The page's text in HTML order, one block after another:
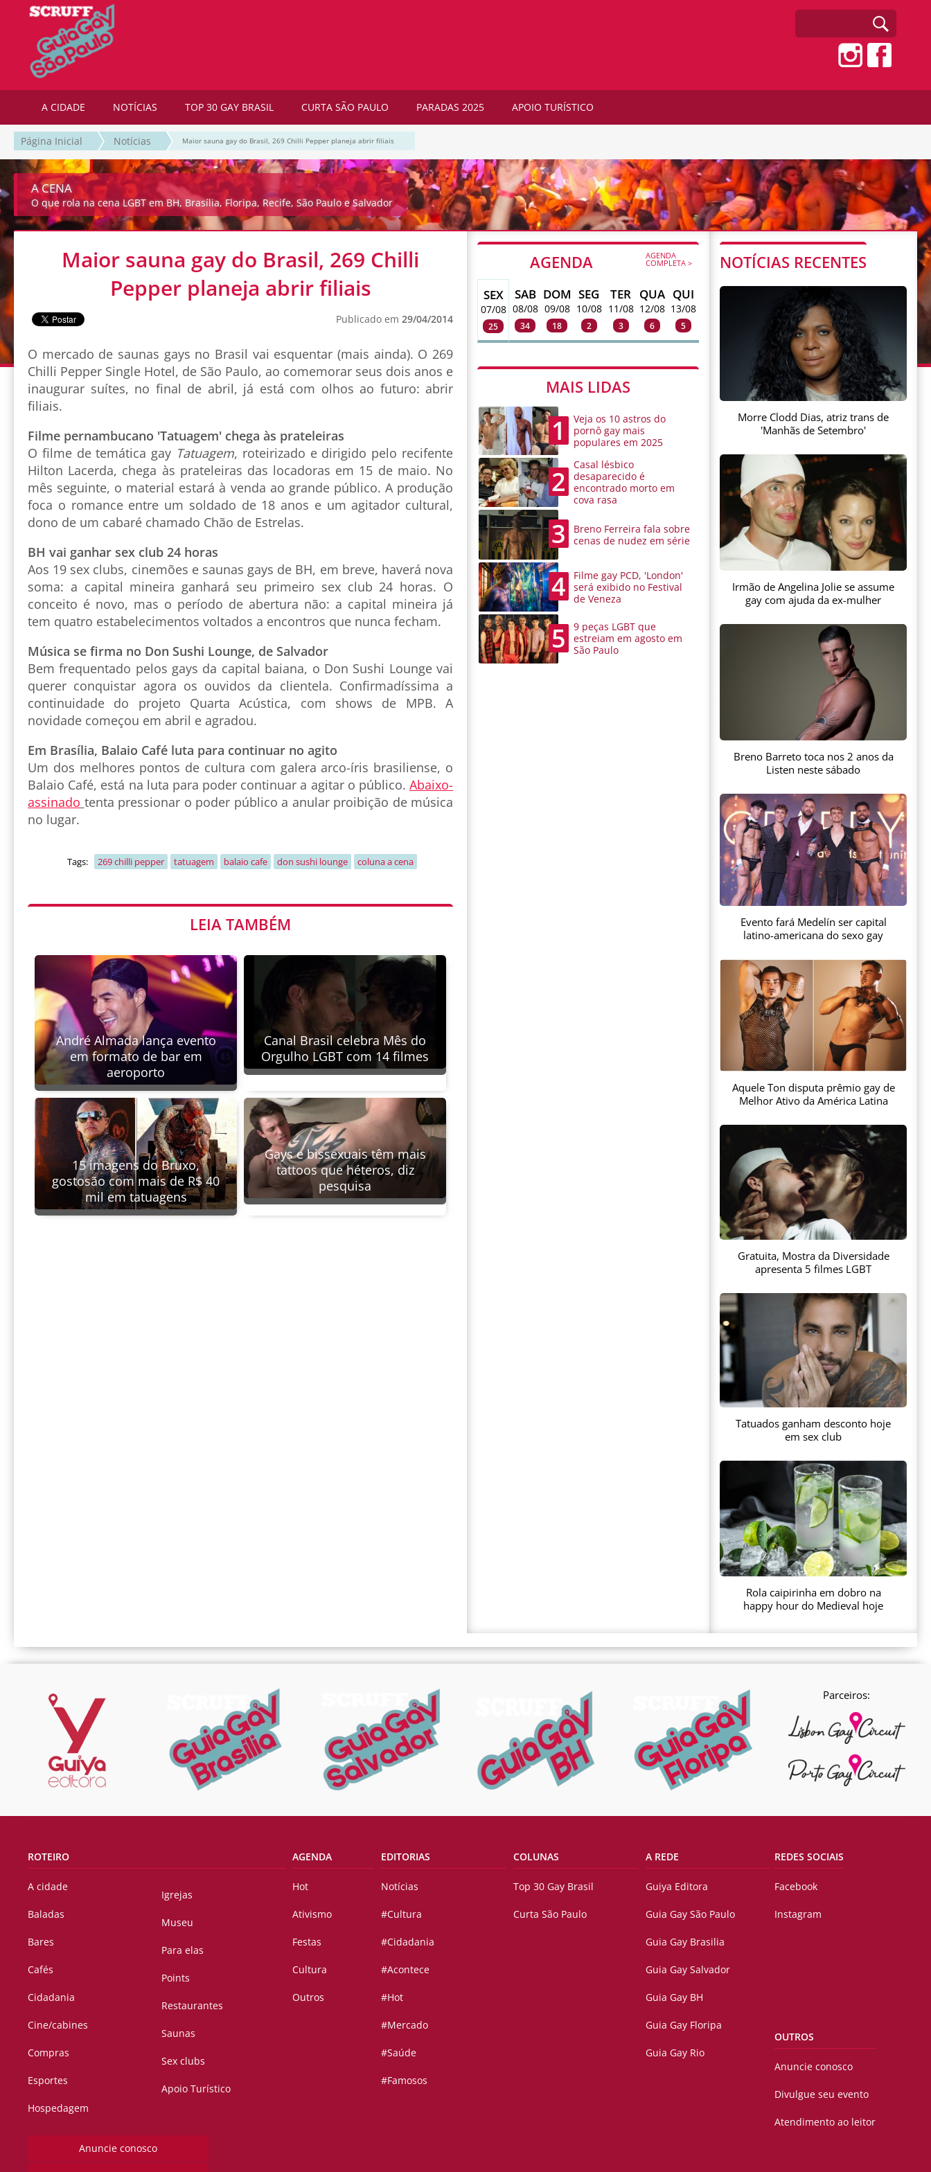
A CIDADE NOTÍCIAS TOP 30 GAY BRASIL CURTA SÃO PAULO PARADAS 2025 APOIO TURÍSTICO
Página Inicial Notícias Maior sauna gay do Brasil, 269 Chilli Pepper planeja abrir filiais
A CENA
O que rola na cena LGBT em BH, Brasília, Floripa, Recife, São Paulo e Salvador
Maior sauna gay do Brasil, 269 Chilli
Pepper planeja abrir filiais
Publicado em 29/04/2014
O mercado de saunas gays no Brasil vai esquentar (mais ainda). O 269
Chilli Pepper Single Hotel, de São Paulo, ao comemorar seus dois anos e
inaugurar suítes, no final de abril, já está com olhos ao futuro: abrir
filiais.
Filme pernambucano 'Tatuagem' chega às prateleiras
O filme de temática gay Tatuagem, roteirizado e dirigido pelo recifente
Hilton Lacerda, chega às prateleiras das locadoras em 15 de maio. No
mês seguinte, o material estará à venda ao grande público. A produção
foca o romance entre um soldado de 18 anos e um agitador cultural,
dono de um cabaré chamado Chão de Estrelas.
BH vai ganhar sex club 24 horas
Aos 19 sex clubs, cinemões e saunas gays de BH, em breve, haverá nova
soma: a capital mineira ganhará seu primeiro sex club 24 horas. O
conceito é novo, mas o período de abertura não: a capital mineira já
tem quatro estabelecimentos voltados a encontros que nunca fecham.
Música se firma no Don Sushi Lounge, de Salvador
Bem frequentado pelos gays da capital baiana, o Don Sushi Lounge vai
querer conquistar agora os ouvidos da clientela. Confirmadíssima a
continuidade do projeto Quarta Acústica, com shows de MPB. A
novidade começou em abril e agradou.
Em Brasília, Balaio Café luta para continuar no agito
Um dos melhores pontos de cultura com galera arco-íris brasiliense, o
Balaio Café, está na luta para poder continuar a agitar o público. Abaixo-
assinado tenta pressionar o poder público a anular proibição de música
no lugar.
Tags: 269 chilli pepper tatuagem balaio cafe don sushi lounge coluna a cena
LEIA TAMBÉM
André Almada lança evento
em formato de bar em
aeroporto
Canal Brasil celebra Mês do
Orgulho LGBT com 14 filmes
15 imagens do Bruxo,
gostosão com mais de R$ 40
mil em tatuagens
Gays e bissexuais têm mais
tattoos que héteros, diz
pesquisa
AGENDA AGENDA
COMPLETA >
SEX
07/08
25
SAB
08/08
34
DOM
09/08
18
SEG
10/08
2
TER
11/08
3
QUA
12/08
6
QUI
13/08
5
MAIS LIDAS
1
Veja os 10 astros do
pornô gay mais
populares em 2025
2
Casal lésbico
desaparecido é
encontrado morto em
cova rasa
3
Breno Ferreira fala sobre
cenas de nudez em série
4
Filme gay PCD, 'London'
será exibido no Festival
de Veneza
5
9 peças LGBT que
estreiam em agosto em
São Paulo
NOTÍCIAS RECENTES
Morre Clodd Dias, atriz trans de
'Manhãs de Setembro'
Irmão de Angelina Jolie se assume
gay com ajuda da ex-mulher
Breno Barreto toca nos 2 anos da
Listen neste sábado
Evento fará Medelín ser capital
latino-americana do sexo gay
Aquele Ton disputa prêmio gay de
Melhor Ativo da América Latina
Gratuita, Mostra da Diversidade
apresenta 5 filmes LGBT
Tatuados ganham desconto hoje
em sex club
Rola caipirinha em dobro na
happy hour do Medieval hoje
Parceiros:
ROTEIRO
A cidade
Baladas
Bares
Cafés
Cidadania
Cine/cabines
Compras
Esportes
Hospedagem
Igrejas
Museu
Para elas
Points
Restaurantes
Saunas
Sex clubs
Apoio Turístico
Anuncie conosco
AGENDA
Hot
Ativismo
Festas
Cultura
Outros
EDITORIAS
Notícias
#Cultura
#Cidadania
#Acontece
#Hot
#Mercado
#Saúde
#Famosos
COLUNAS
Top 30 Gay Brasil
Curta São Paulo
A REDE
Guiya Editora
Guia Gay São Paulo
Guia Gay Brasilia
Guia Gay Salvador
Guia Gay BH
Guia Gay Floripa
Guia Gay Rio
REDES SOCIAIS
Facebook
Instagram
OUTROS
Anuncie conosco
Divulgue seu evento
Atendimento ao leitor